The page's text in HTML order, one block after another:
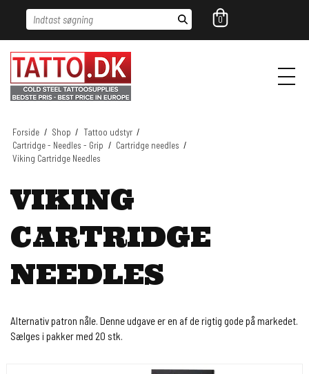
Indtast søgning 0
Forside / Shop / Tattoo udstyr /
Cartridge - Needles - Grip / Cartridge needles /
Viking Cartridge Needles
VIKING
CARTRIDGE
NEEDLES
Alternativ patron nåle. Denne udgave er en af de rigtig gode på markedet.
Sælges i pakker med 20 stk.